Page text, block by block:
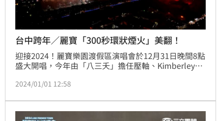
台中跨年／麗寶「300秒環狀煙火」美翻！
迎接2024！麗寶樂園渡假區演唱會於12月31日晚間8點
盛大開唱，今年由「八三夭」擔任壓軸、Kimberley陳
番上陣，最後還有300秒高密度環狀璀璨煙火秀，絕美
約4萬名粉絲，倒數時刻統計整天全場域計有10萬人以
上。(記者劉沛妘)
2024/01/01 12:58